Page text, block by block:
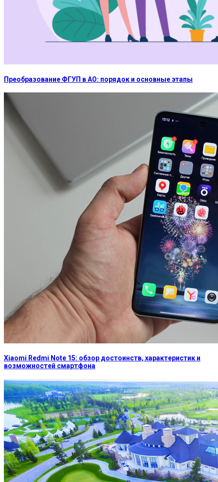
Преобразование ФГУП в АО: порядок и основные этапы
Xiaomi Redmi Note 15: обзор достоинств, характеристик и
возможностей смартфона